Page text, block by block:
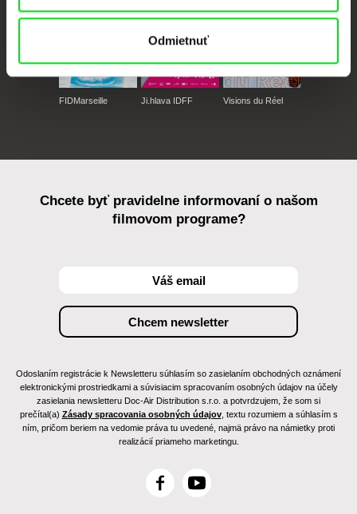
Odmietnuť
FIDMarseille Ji.hlava IDFF Visions du Réel
Chcete byť pravidelne informovaní o našom
filmovom programe?
Odoslaním registrácie k Newsletteru súhlasím so zasielaním obchodných oznámení
elektronickými prostriedkami a súvisiacim spracovaním osobných údajov na účely
zasielania newsletteru Doc-Air Distribution s.r.o. a potvrdzujem, že som si
prečítal(a) Zásady spracovania osobných údajov, textu rozumiem a súhlasím s
ním, pričom beriem na vedomie práva tu uvedené, najmä právo na námietky proti
realizácií priameho marketingu.
F
Y